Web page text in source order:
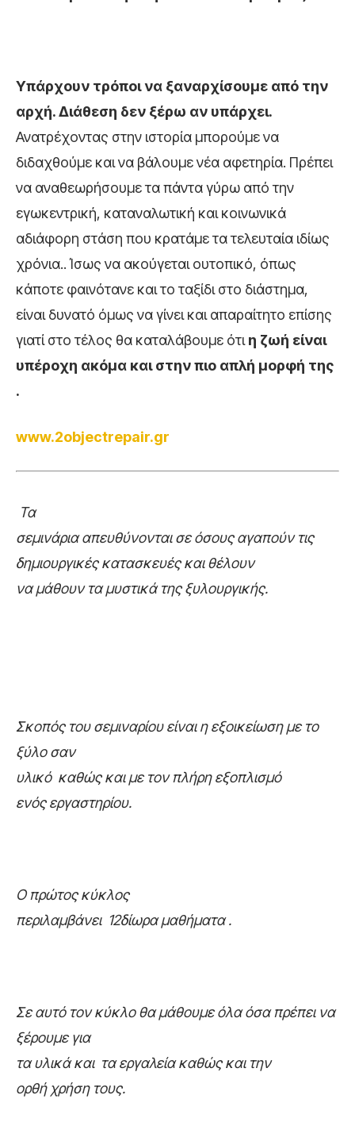
Υπάρχουν τρόποι να ξαναρχίσουμε από την
αρχή. Διάθεση δεν ξέρω αν υπάρχει.
Ανατρέχοντας στην ιστορία μπορούμε να
διδαχθούμε και να βάλουμε νέα αφετηρία. Πρέπει
να αναθεωρήσουμε τα πάντα γύρω από την
εγωκεντρική, καταναλωτική και κοινωνικά
αδιάφορη στάση που κρατάμε τα τελευταία ιδίως
χρόνια.. Ίσως να ακούγεται ουτοπικό, όπως
κάποτε φαινότανε και το ταξίδι στο διάστημα,
είναι δυνατό όμως να γίνει και απαραίτητο επίσης
γιατί στο τέλος θα καταλάβουμε ότιη ζωή είναι
υπέροχη ακόμα και στην πιο απλή μορφή της
.
www.2objectrepair.gr
Τα
σεμινάρια απευθύνονται σε όσους αγαπούν τις
δημιουργικές κατασκευές και θέλουν
να μάθουν τα μυστικά της ξυλουργικής.
Σκοπός του σεμιναρίου είναι η εξοικείωση με το
ξύλο σαν
υλικό καθώς και με τον πλήρη εξοπλισμό
ενός εργαστηρίου.
Ο πρώτος κύκλος
περιλαμβάνει 12δίωρα μαθήματα .
Σε αυτό τον κύκλο θα μάθουμε όλα όσα πρέπει να
ξέρουμε για
τα υλικά και τα εργαλεία καθώς και την
ορθή χρήση τους.